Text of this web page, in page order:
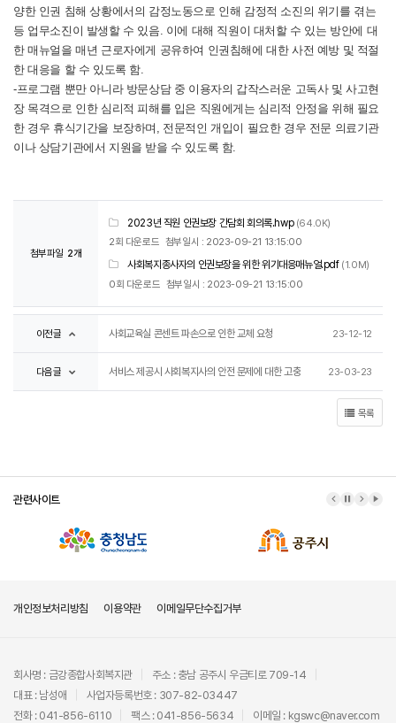
양한 인권 침해 상황에서의 감정노동으로 인해 감정적 소진의 위기를 겪는
등 업무소진이 발생할 수 있음. 이에 대해 직원이 대처할 수 있는 방안에 대
한 매뉴얼을 매년 근로자에게 공유하여 인권침해에 대한 사전 예방 및 적절
한 대응을 할 수 있도록 함.
-프로그램 뿐만 아니라 방문상담 중 이용자의 갑작스러운 고독사 및 사고현
장 목격으로 인한 심리적 피해를 입은 직원에게는 심리적 안정을 위해 필요
한 경우 휴식기간을 보장하며, 전문적인 개입이 필요한 경우 전문 의료기관
이나 상담기관에서 지원을 받을 수 있도록 함.
첨부파일 2개
2023년 직원 인권보장 간담회 회의록.hwp (64.0K)
2회 다운로드 첨부일시 : 2023-09-21 13:15:00
사회복지종사자의 인권보장을 위한 위기대응매뉴얼.pdf (1.0M)
0회 다운로드 첨부일시 : 2023-09-21 13:15:00
이전글 사회교육실 콘센트 파손으로 인한 교체 요청 23-12-12
다음글 서비스 제공시 사회복지사의 안전 문제에 대한 고충 23-03-23
목록
관련사이트 이전 배너
배너 정지
다음 배
배
개인정보처리방침 이용약관 이메일무단수집거부
회사명 : 금강종합사회복지관
주소 : 충남 공주시 우금티로 709-14
대표 : 남성애
사업자등록번호 : 307-82-03447
전화 : 041-856-6110
팩스 : 041-856-5634 이메일 : kgswc@naver.com